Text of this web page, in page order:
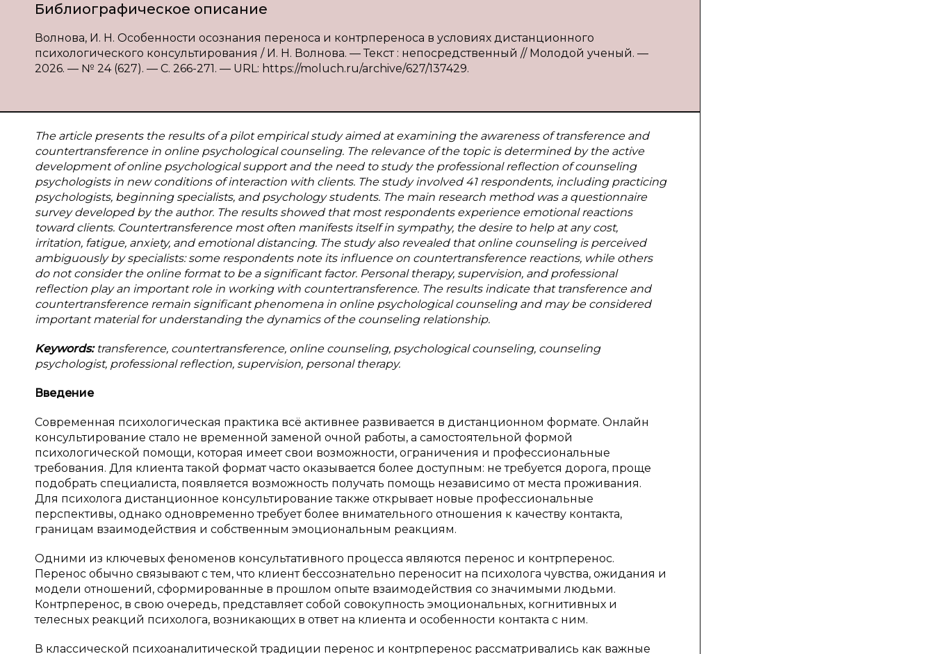
Библиографическое описание
Волнова, И. Н. Особенности осознания переноса и контрпереноса в условиях дистанционного
психологического консультирования / И. Н. Волнова. — Текст : непосредственный // Молодой ученый. —
2026. — № 24 (627). — С. 266-271. — URL: https://moluch.ru/archive/627/137429.
The article presents the results of a pilot empirical study aimed at examining the awareness of transference and
countertransference in online psychological counseling. The relevance of the topic is determined by the active
development of online psychological support and the need to study the professional reflection of counseling
psychologists in new conditions of interaction with clients. The study involved 41 respondents, including practicing
psychologists, beginning specialists, and psychology students. The main research method was a questionnaire
survey developed by the author. The results showed that most respondents experience emotional reactions
toward clients. Countertransference most often manifests itself in sympathy, the desire to help at any cost,
irritation, fatigue, anxiety, and emotional distancing. The study also revealed that online counseling is perceived
ambiguously by specialists: some respondents note its influence on countertransference reactions, while others
do not consider the online format to be a significant factor. Personal therapy, supervision, and professional
reflection play an important role in working with countertransference. The results indicate that transference and
countertransference remain significant phenomena in online psychological counseling and may be considered
important material for understanding the dynamics of the counseling relationship.
Keywords: transference, countertransference, online counseling, psychological counseling, counseling
psychologist, professional reflection, supervision, personal therapy.
Введение
Современная психологическая практика всё активнее развивается в дистанционном формате. Онлайн
консультирование стало не временной заменой очной работы, а самостоятельной формой
психологической помощи, которая имеет свои возможности, ограничения и профессиональные
требования. Для клиента такой формат часто оказывается более доступным: не требуется дорога, проще
подобрать специалиста, появляется возможность получать помощь независимо от места проживания.
Для психолога дистанционное консультирование также открывает новые профессиональные
перспективы, однако одновременно требует более внимательного отношения к качеству контакта,
границам взаимодействия и собственным эмоциональным реакциям.
Одними из ключевых феноменов консультативного процесса являются перенос и контрперенос.
Перенос обычно связывают с тем, что клиент бессознательно переносит на психолога чувства, ожидания и
модели отношений, сформированные в прошлом опыте взаимодействия со значимыми людьми.
Контрперенос, в свою очередь, представляет собой совокупность эмоциональных, когнитивных и
телесных реакций психолога, возникающих в ответ на клиента и особенности контакта с ним.
В классической психоаналитической традиции перенос и контрперенос рассматривались как важные